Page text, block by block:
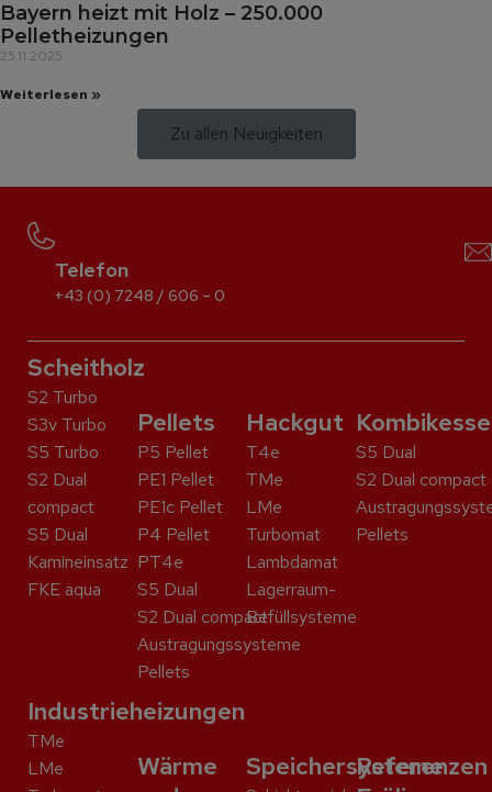
Bayern heizt mit Holz – 250.000
Pelletheizungen
25.11.2025
Weiterlesen »
Zu allen Neuigkeiten
Telefon
+43 (0) 7248 / 606 – 0
Scheitholz
S2 Turbo
S3v Turbo
S5 Turbo
S2 Dual
compact
S5 Dual
Kaminein­satz
FKE aqua
Pellets
P5 Pellet
PE1 Pellet
PE1c Pellet
P4 Pellet
PT4e
S5 Dual
S2 Dual compact
Austragungssysteme
Pellets
Hackgut
T4e
TMe
LMe
Turbomat
Lambdamat
Lagerraum-
Befüllsysteme
S5 Dual
S2 Dual compact
Pellets
Industrieheizungen
TMe
LMe
Wärme
Speichersysteme
Referenzen